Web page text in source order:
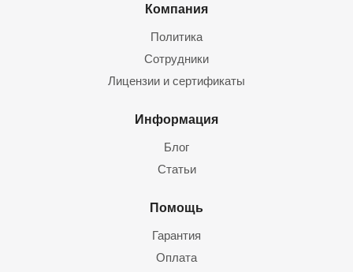
Компания
Политика
Сотрудники
Лицензии и сертификаты
Информация
Блог
Статьи
Помощь
Гарантия
Оплата